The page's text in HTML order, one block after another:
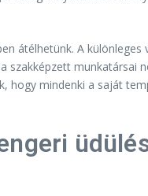
átélhetünk. A
munkatársai
mindenki a saját